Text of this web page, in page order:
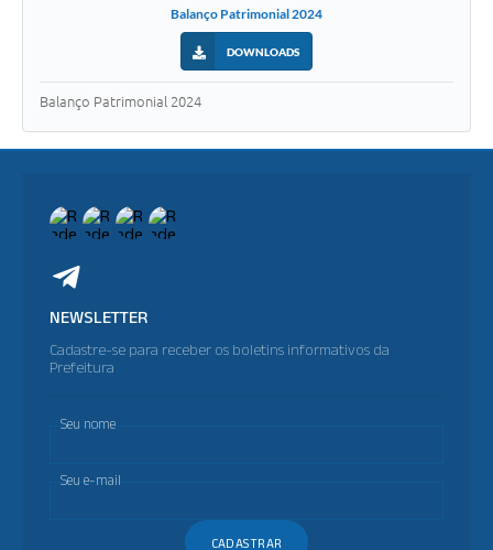
Balanço Patrimonial 2024
DOWNLOADS
Balanço Patrimonial 2024
NEWSLETTER
Cadastre-se para receber os boletins informativos da
Prefeitura
Seu nome
Seu e-mail
CADASTRAR